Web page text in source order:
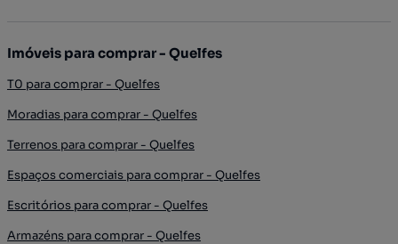
Imóveis para comprar - Quelfes
T0 para comprar - Quelfes
Moradias para comprar - Quelfes
Terrenos para comprar - Quelfes
Espaços comerciais para comprar - Quelfes
Escritórios para comprar - Quelfes
Armazéns para comprar - Quelfes